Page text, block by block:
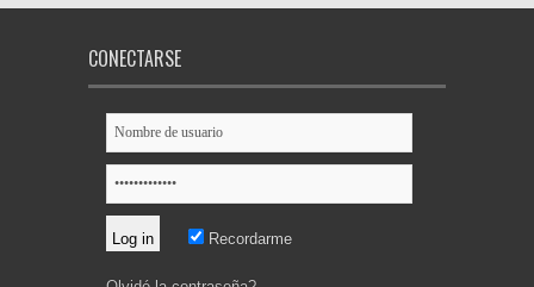
CONECTARSE
Recordarme